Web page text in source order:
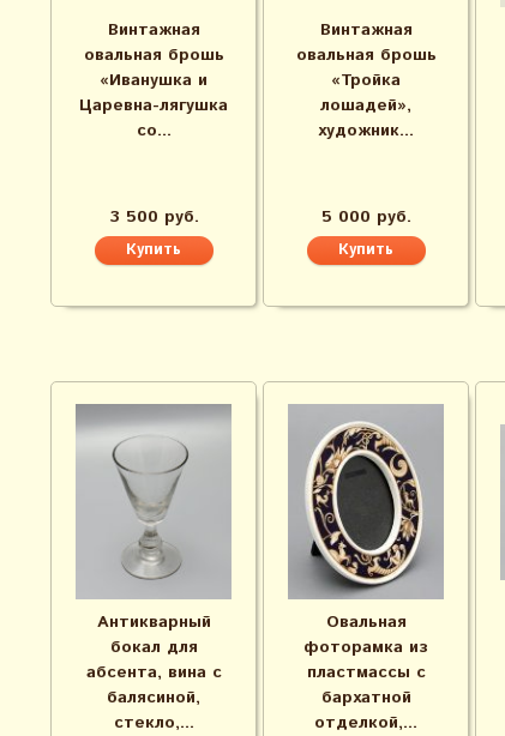
Винтажная
овальная брошь
«Иванушка и
Царевна-лягушка
со...
3 500 руб.
Винтажная
овальная брошь
«Тройка
лошадей»,
художник...
5 000 руб.
Антикварный
бокал для
абсента, вина с
балясиной,
стекло,...
Овальная
фоторамка из
пластмассы с
бархатной
отделкой,...